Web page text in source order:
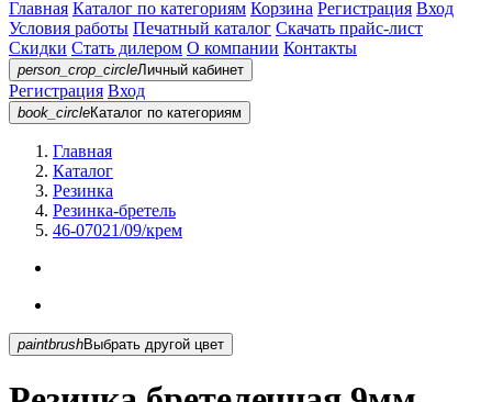
Главная Каталог по категориям Корзина Регистрация Вход
Условия работы Печатный каталог Скачать прайс-лист
Скидки Стать дилером О компании Контакты
person_crop_circleЛичный кабинет
Регистрация Вход
book_circleКаталог по категориям
Главная
Каталог
Резинка
Резинка-бретель
46-07021/09/крем
paintbrush Выбрать другой цвет